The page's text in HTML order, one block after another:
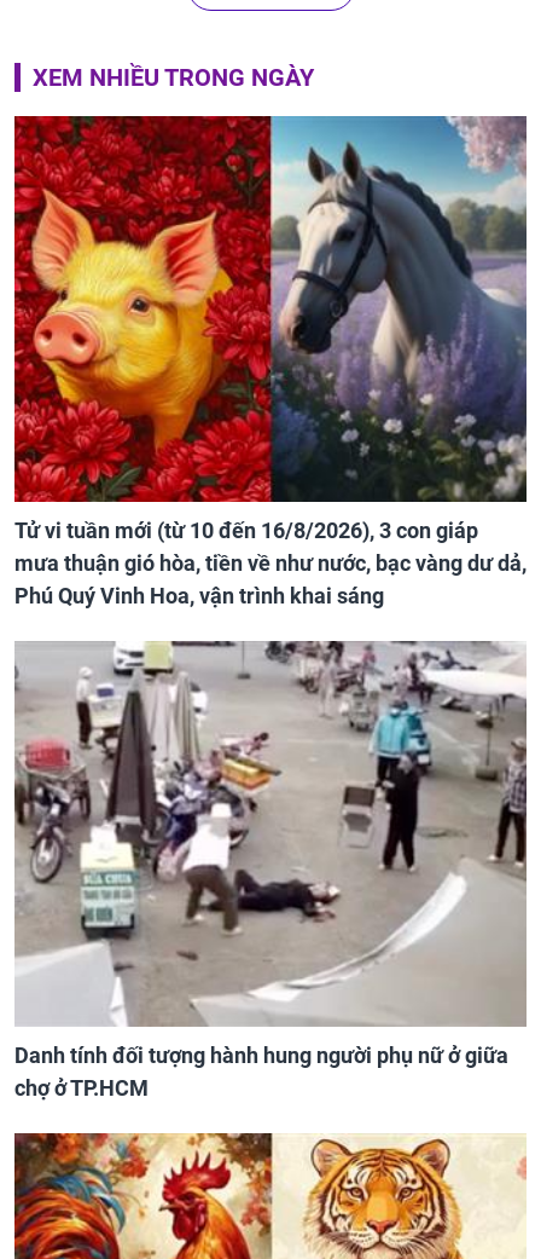
XEM NHIỀU TRONG NGÀY
Tử vi tuần mới (từ 10 đến 16/8/2026), 3 con giáp
mưa thuận gió hòa, tiền về như nước, bạc vàng dư dả,
Phú Quý Vinh Hoa, vận trình khai sáng
Danh tính đối tượng hành hung người phụ nữ ở giữa
chợ ở TP.HCM